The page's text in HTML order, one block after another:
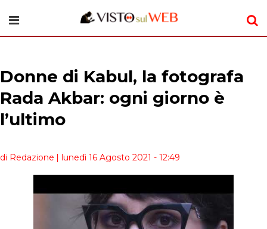
Donne di Kabul, la fotografa
Rada Akbar: ogni giorno è
l’ultimo
di Redazione | lunedì 16 Agosto 2021 - 12:49